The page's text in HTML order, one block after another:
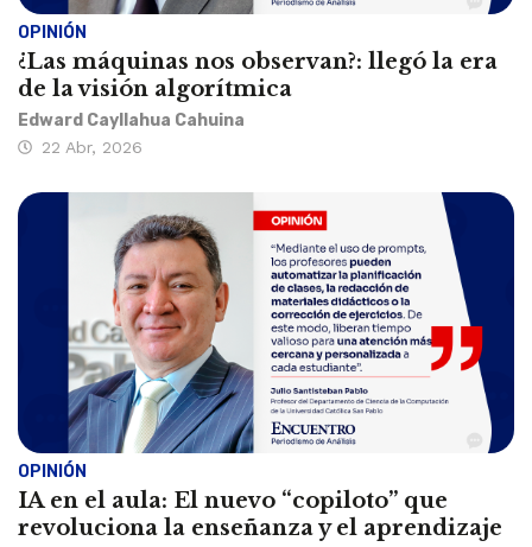
OPINIÓN
¿Las máquinas nos observan?: llegó la era
de la visión algorítmica
Edward Cayllahua Cahuina
22 Abr, 2026
OPINIÓN
IA en el aula: El nuevo “copiloto” que
revoluciona la enseñanza y el aprendizaje